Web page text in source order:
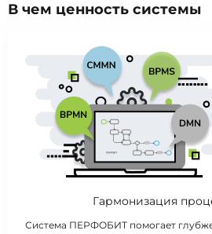
В чем ценность системы
Гармонизация
Система ПЕРФОБИТ помогает